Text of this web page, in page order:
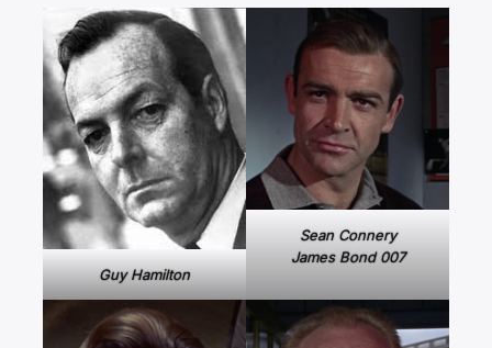
Guy Hamilton
Sean Connery
James Bond 007